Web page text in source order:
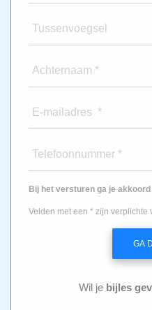
Tussenvoegsel
Achternaam *
E-mailadres *
Telefoonnummer *
Bij het versturen ga je
Velden met een * zijn verplichte
GA
Wil je bijles